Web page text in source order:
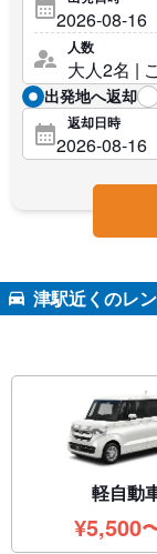
人数
出発地へ返却
返却日時
津駅近くのレ
軽自動
¥5,500円